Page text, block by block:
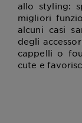
allo styling:
migliori
alcuni casi
degli
cappelli o
cute e